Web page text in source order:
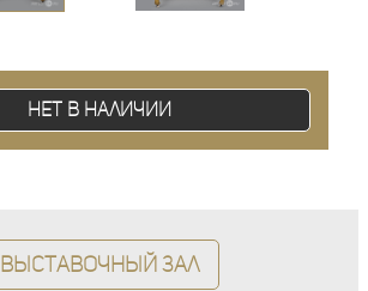
Нет в наличии
Выставочный зал